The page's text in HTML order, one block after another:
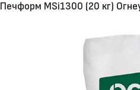
Печформ MSi1300 (20 кг)